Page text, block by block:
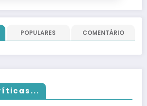
POPULARES COMENTÁRIO